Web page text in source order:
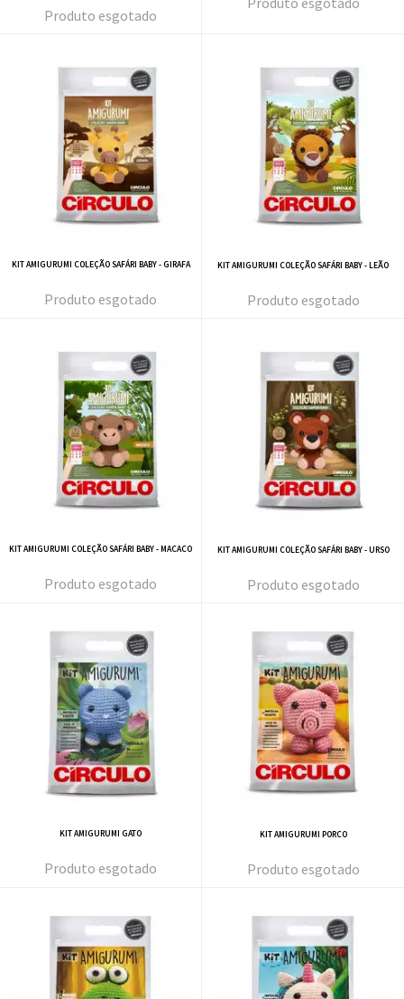
esgotado
KIT AMIGURUMI COLEÇÃO SAFÁRI BABY - GIRAFA
esgotado
KIT AMIGURUMI COLEÇÃO SAFÁRI BABY - LEÃO
esgotado
KIT AMIGURUMI COLEÇÃO SAFÁRI BABY - MACACO
esgotado
KIT AMIGURUMI COLEÇÃO SAFÁRI BABY - URSO
esgotado
KIT AMIGURUMI GATO
esgotado
KIT AMIGURUMI PORCO
esgotado